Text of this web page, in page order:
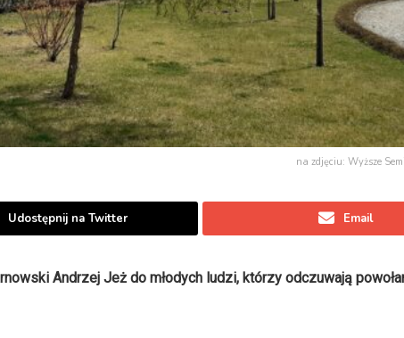
na zdjęciu: Wyższe
Udostępnij na Twitter Email
Andrzej Jeż do młodych ludzi, którzy odczuwają